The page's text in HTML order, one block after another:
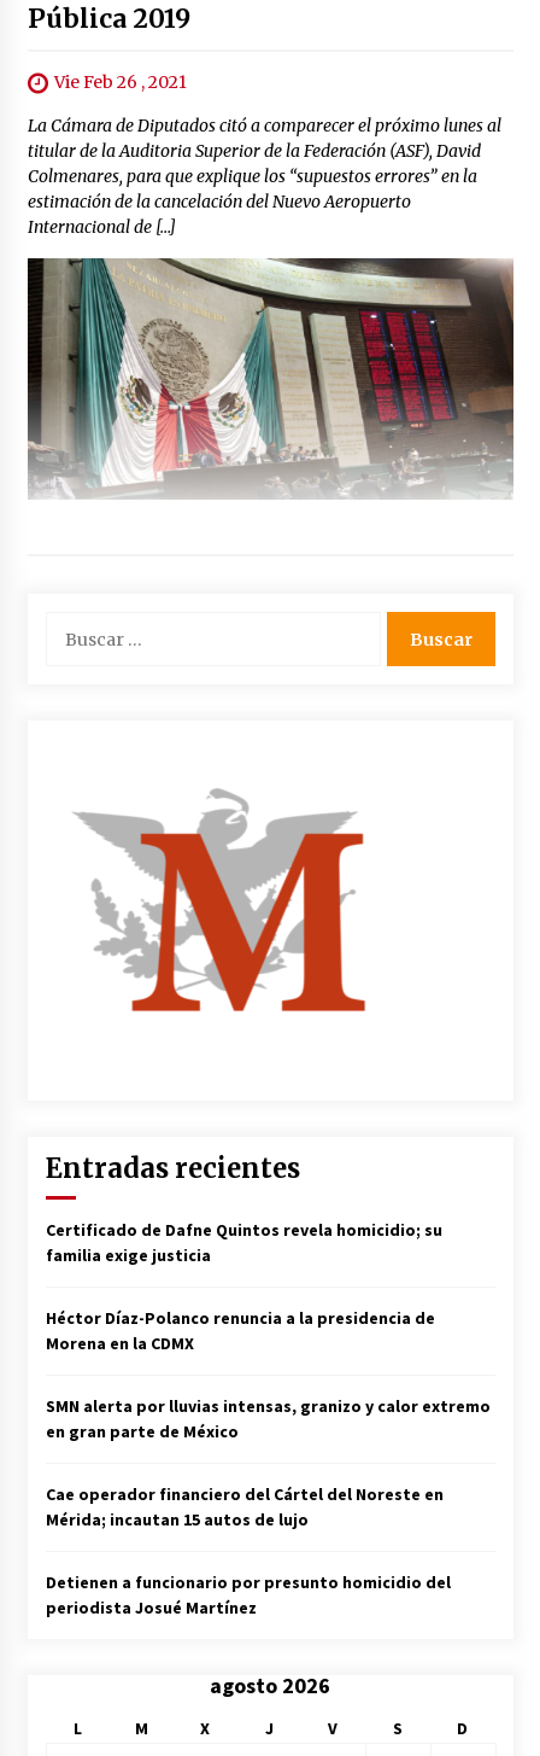
Pública 2019
Vie Feb 26 , 2021
La Cámara de Diputados citó a comparecer el próximo lunes al
titular de la Auditoria Superior de la Federación (ASF), David
Colmenares, para que explique los “supuestos errores” en la
estimación de la cancelación del Nuevo Aeropuerto
Internacional de […]
Entradas recientes
Certificado de Dafne Quintos revela homicidio; su
familia exige justicia
Héctor Díaz-Polanco renuncia a la presidencia de
Morena en la CDMX
SMN alerta por lluvias intensas, granizo y calor extremo
en gran parte de México
Cae operador financiero del Cártel del Noreste en
Mérida; incautan 15 autos de lujo
Detienen a funcionario por presunto homicidio del
periodista Josué Martínez
agosto 2026
L M X J V S
D